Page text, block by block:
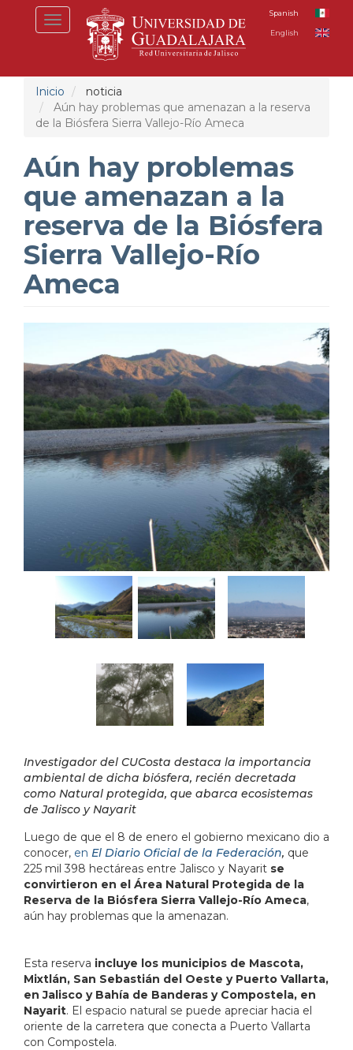
Toggle
navigation
Spanish
English
Inicio
noticia
Aún hay problemas que amenazan a la reserva
de la Biósfera Sierra Vallejo-Río Ameca
Aún hay problemas
que amenazan a la
reserva de la Biósfera
Sierra Vallejo-Río
Ameca
Investigador del CUCosta destaca la importancia
ambiental de dicha biósfera, recién decretada
como Natural protegida, que abarca ecosistemas
de Jalisco y Nayarit
Luego de que el 8 de enero el gobierno mexicano dio a
conocer, en El Diario Oficial de la Federación, que
225 mil 398 hectáreas entre Jalisco y Nayarit se
convirtieron en el Área Natural Protegida de la
Reserva de la Biósfera Sierra Vallejo-Río Ameca,
aún hay problemas que la amenazan.
Esta reserva incluye los municipios de Mascota,
Mixtlán, San Sebastián del Oeste y Puerto Vallarta,
en Jalisco y Bahía de Banderas y Compostela, en
Nayarit. El espacio natural se puede apreciar hacia el
oriente de la carretera que conecta a Puerto Vallarta
con Compostela.